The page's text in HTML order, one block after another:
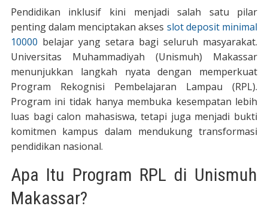
Pendidikan inklusif kini menjadi salah satu pilar
penting dalam menciptakan akses slot deposit minimal
10000 belajar yang setara bagi seluruh masyarakat.
Universitas Muhammadiyah (Unismuh) Makassar
menunjukkan langkah nyata dengan memperkuat
Program Rekognisi Pembelajaran Lampau (RPL).
Program ini tidak hanya membuka kesempatan lebih
luas bagi calon mahasiswa, tetapi juga menjadi bukti
komitmen kampus dalam mendukung transformasi
pendidikan nasional.
Apa Itu Program RPL di Unismuh
Makassar?